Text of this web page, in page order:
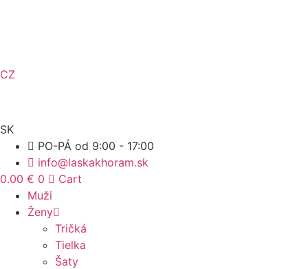
CZ
SK
PO-PÁ od 9:00 - 17:00
info@laskakhoram.sk
0.00 € 0
Cart
Muži
Ženy
Tričká
Tielka
Šaty